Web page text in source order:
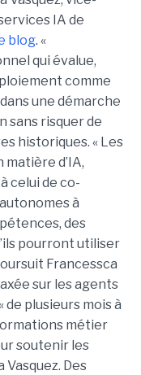
IA de
blog. «
qui évalue,
comme
une démarche
sans risquer de
historiques. « Les
d’IA,
celui de co-
à
des
pourront utiliser
Francessca
sur les agents
plusieurs mois à
métier
soutenir les
Des